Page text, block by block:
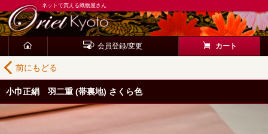
ネットで買える織物屋さん
会員登録/変更 カート
前にもどる
小巾正絹 羽二重 (帯裏地) さくら色